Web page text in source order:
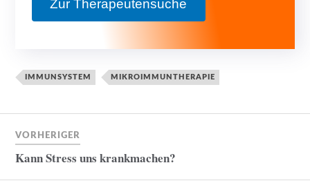
Zur Therapeutensuche
IMMUNSYSTEM MIKROIMMUNTHERAPIE
VORHERIGER
Kann Stress uns krankmachen?